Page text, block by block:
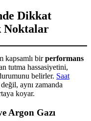
Dikkat
Noktalar
kapsamlı birperformans
tutma hassasiyetini,
belirler. Saat
aynı zamanda
koyar.
Argon Gazı